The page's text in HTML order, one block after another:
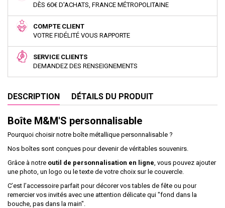
DÈS 60€ D'ACHATS, FRANCE MÉTROPOLITAINE
COMPTE CLIENT
VOTRE FIDÉLITÉ VOUS RAPPORTE
SERVICE CLIENTS
DEMANDEZ DES RENSEIGNEMENTS
DESCRIPTION DÉTAILS DU PRODUIT
Boîte M&M'S personnalisable
Pourquoi choisir notre boîte métallique personnalisable ?
Nos boîtes sont conçues pour devenir de véritables souvenirs.
Grâce à notre outil de personnalisation en ligne , vous pouvez ajouter
une photo, un logo ou le texte de votre choix sur le couvercle.
C’est l’accessoire parfait pour décorer vos tables de fête ou pour
remercier vos invités avec une attention délicate qui "fond dans la
bouche, pas dans la main".